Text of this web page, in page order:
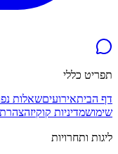
תפריט כללי
דף הביתאירועיםשאלות
שימושמדיניות קוקיזהצהרת
ליגות ותחרויות